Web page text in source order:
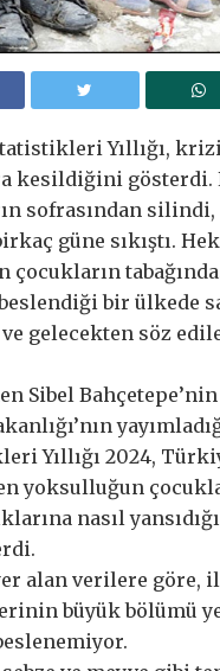
Yıllığı,
kesildiğini gösterdi.
sofrasından silindi,
güne sıkıştı.
çocukların
bir ülkede
gelecekten söz
Sibel
Yıllığı 2024,
yoksulluğun
nasıl
alan verilere göre,
büyük bölümü